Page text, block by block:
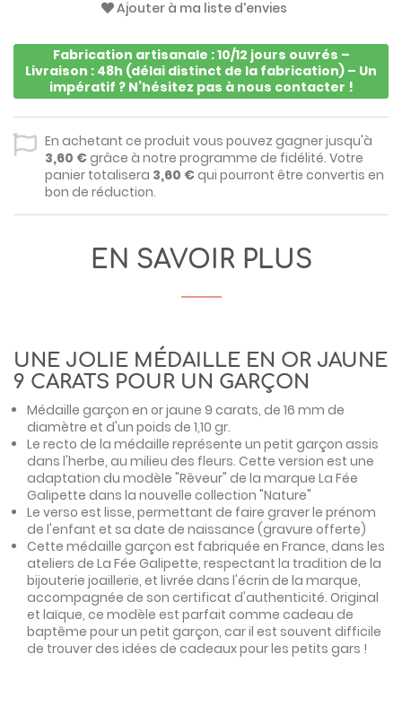
Ajouter à ma liste d'envies
Fabrication artisanale : 10/12 jours ouvrés –
Livraison : 48h (délai distinct de la fabrication) – Un
impératif ? N’hésitez pas à nous contacter !
En achetant ce produit vous pouvez gagner jusqu'à
3,60 €grâce à notre programme de fidélité. Votre
panier totalisera 3,60 €qui pourront être convertis en
bon de réduction.
EN SAVOIR PLUS
UNE JOLIE MÉDAILLE EN OR JAUNE
9 CARATS POUR UN GARÇON
Médaille garçon en or jaune 9 carats, de 16 mm de
diamètre et d'un poids de 1,10 gr.
Le recto de la médaille représente un petit garçon assis
dans l'herbe, au milieu des fleurs. Cette version est une
adaptation du modèle "Rêveur" de la marque La Fée
Galipette dans la nouvelle collection "Nature"
Le verso est lisse, permettant de faire graver le prénom
de l'enfant et sa date de naissance (gravure offerte)
Cette médaille garçon est fabriquée en France, dans les
ateliers de La Fée Galipette, respectant la tradition de la
bijouterie joaillerie, et livrée dans l'écrin de la marque,
accompagnée de son certificat d'authenticité. Original
et laïque, ce modèle est parfait comme cadeau de
baptême pour un petit garçon, car il est souvent difficile
de trouver des idées de cadeaux pour les petits gars !